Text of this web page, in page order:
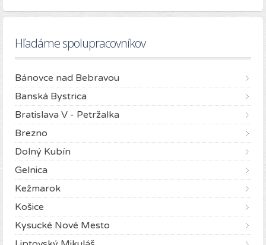
Hľadáme spolupracovníkov
Bánovce nad Bebravou
Banská Bystrica
Bratislava V - Petržalka
Brezno
Dolný Kubín
Gelnica
Kežmarok
Košice
Kysucké Nové Mesto